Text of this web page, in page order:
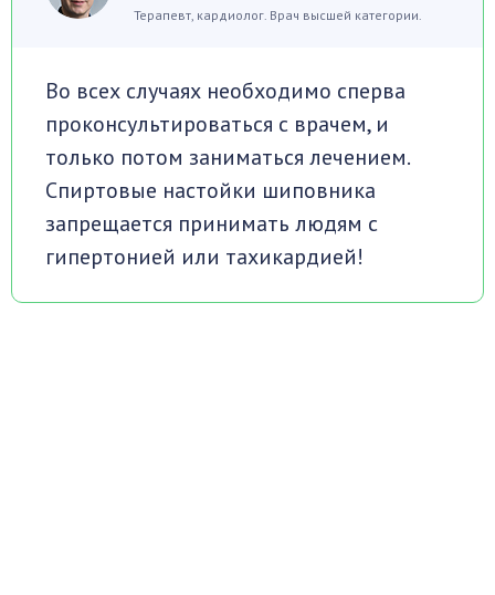
Терапевт, кардиолог. Врач высшей категории.
Во всех случаях необходимо сперва
проконсультироваться с врачем, и
только потом заниматься лечением.
Спиртовые настойки шиповника
запрещается принимать людям с
гипертонией или тахикардией!